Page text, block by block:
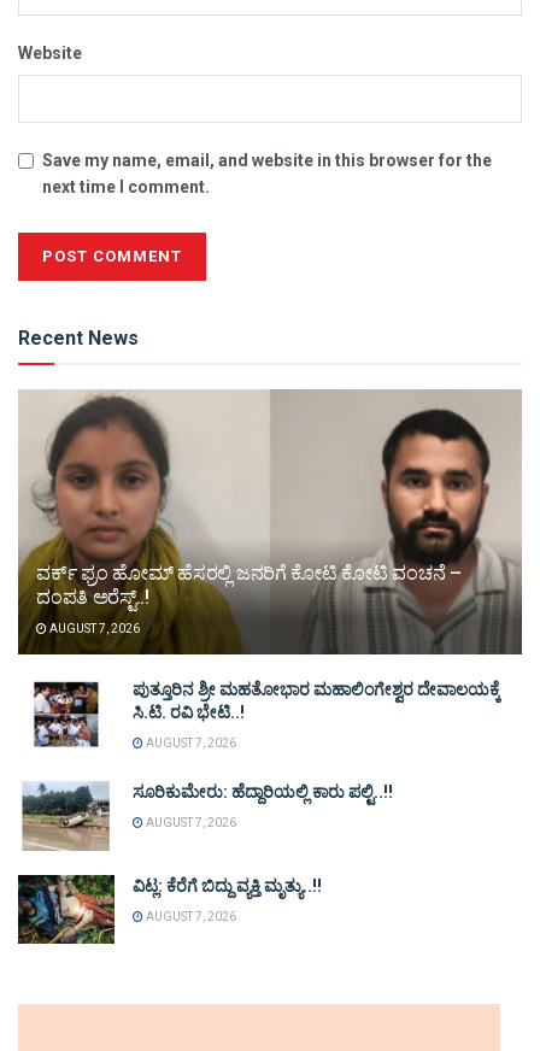
Website
Save my name, email, and website in this browser for the
next time I comment.
Recent News
ವರ್ಕ್ ಫ್ರಂ ಹೋಮ್ ಹೆಸರಲ್ಲಿ ಜನರಿಗೆ ಕೋಟಿ ಕೋಟಿ ವಂಚನೆ –
ದಂಪತಿ ಅರೆಸ್ಟ್..!
AUGUST 7, 2026
ಪುತ್ತೂರಿನ ಶ್ರೀ ಮಹತೋಭಾರ ಮಹಾಲಿಂಗೇಶ್ವರ ದೇವಾಲಯಕ್ಕೆ
ಸಿ.ಟಿ. ರವಿ ಭೇಟಿ..!
AUGUST 7, 2026
ಸೂರಿಕುಮೇರು: ಹೆದ್ದಾರಿಯಲ್ಲಿ ಕಾರು ಪಲ್ಟಿ..!!
AUGUST 7, 2026
ವಿಟ್ಲ: ಕೆರೆಗೆ ಬಿದ್ದು ವ್ಯಕ್ತಿ ಮೃತ್ಯು..!!
AUGUST 7, 2026